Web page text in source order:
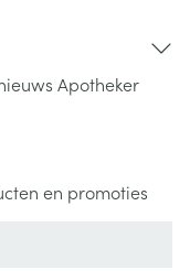
Apotheker
en promoties